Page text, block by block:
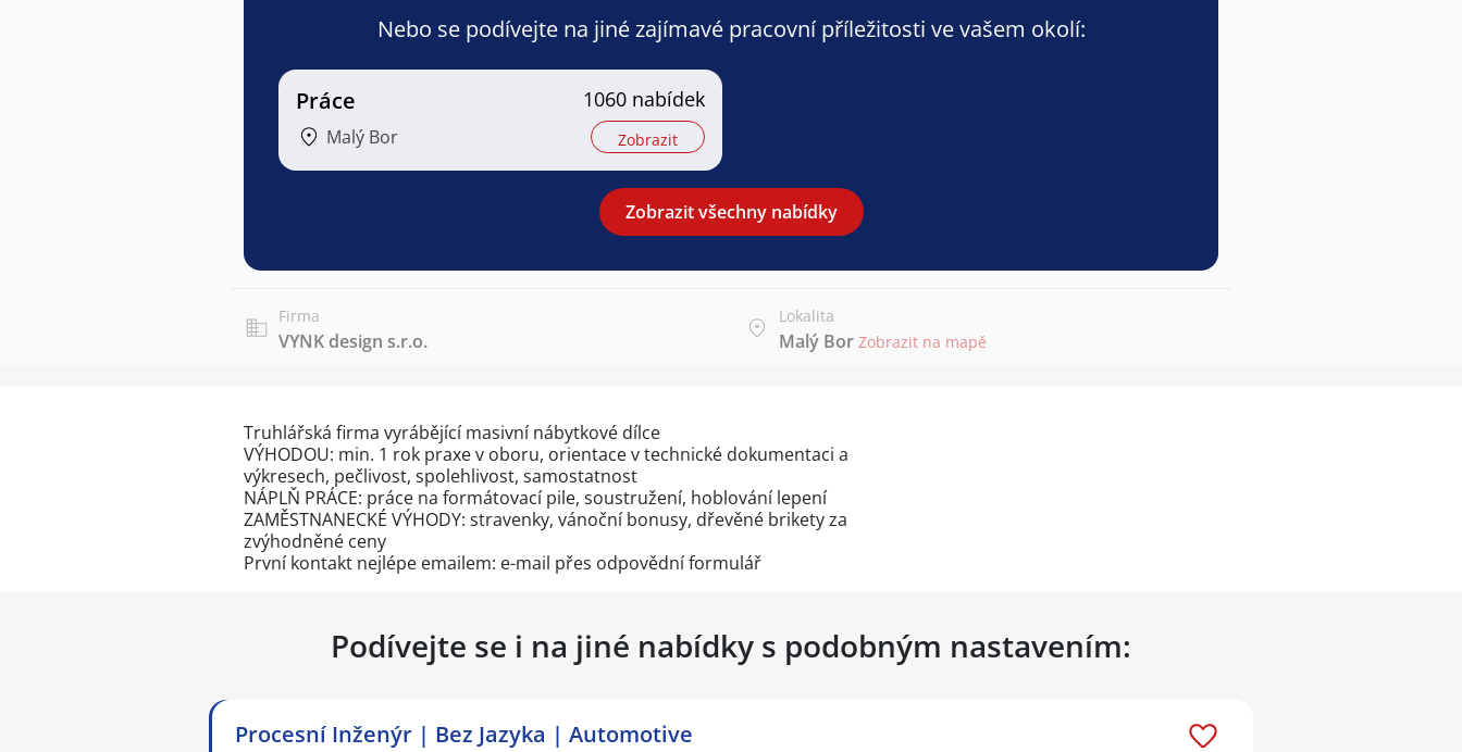
Nebo se podívejte na jiné zajímavé pracovní příležitosti ve vašem okolí:
Práce
Malý Bor
1060 nabídek
Zobrazit
Zobrazit všechny nabídky
Firma
VYNK design s.r.o.
Lokalita
Malý Bor Zobrazit na mapě
Truhlářská firma vyrábějící masivní nábytkové dílce
VÝHODOU: min. 1 rok praxe v oboru, orientace v technické dokumentaci a
výkresech, pečlivost, spolehlivost, samostatnost
NÁPLŇ PRÁCE: práce na formátovací pile, soustružení, hoblování lepení
ZAMĚSTNANECKÉ VÝHODY: stravenky, vánoční bonusy, dřevěné brikety za
zvýhodněné ceny
První kontakt nejlépe emailem: e-mail přes odpovědní formulář
Podívejte se i na jiné nabídky s podobným nastavením:
Procesní Inženýr | Bez Jazyka | Automotive